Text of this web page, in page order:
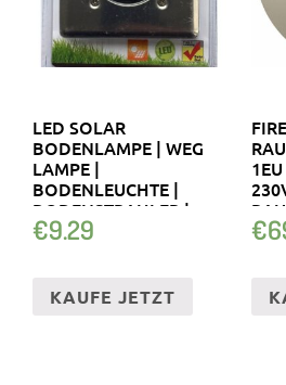
LED SOLAR
BODENLAMPE | WEG
LAMPE |
BODENLEUCHTE |
BODENSTRAHLER |
SOLARLAMPE
€9.29
KAUFE JETZT
€